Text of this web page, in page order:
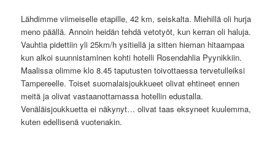
Lähdimme viimeiselle etapille, 42 km, seiskalta. Miehillä oli hurja
meno päällä. Annoin heidän tehdä vetotyöt, kun kerran oli haluja.
Vauhtia pidettiin yli 25km/h ysitiellä ja sitten hieman hitaampaa
kun alkoi suunnistaminen kohti hotelli Rosendahlia Pyynikkiin.
Maalissa olimme klo 8.45 taputusten toivottaessa tervetulleiksi
Tampereelle. Toiset suomalaisjoukkueet olivat ehtineet ennen
meitä ja olivat vastaanottamassa hotellin edustalla.
Venäläisjoukkuetta ei näkynyt… olivat taas eksyneet kuulemma,
kuten edellisenä vuotenakin.